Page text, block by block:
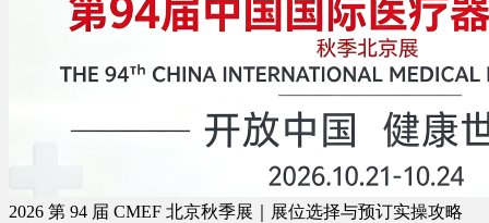
2026 第 94 届 CMEF 北京秋季展｜展位选择与预订实操攻略